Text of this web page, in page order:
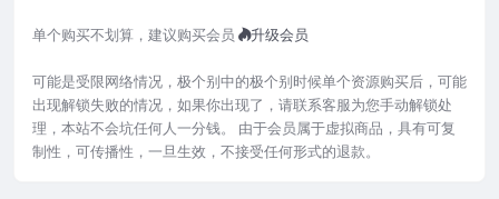
单个购买不划算，建议购买会员 升级会员
可能是受限网络情况，极个别中的极个别时候单个资源购买后，可能
出现解锁失败的情况，如果你出现了，请联系客服为您手动解锁处
理，本站不会坑任何人一分钱。 由于会员属于虚拟商品，具有可复
制性，可传播性，一旦生效，不接受任何形式的退款。